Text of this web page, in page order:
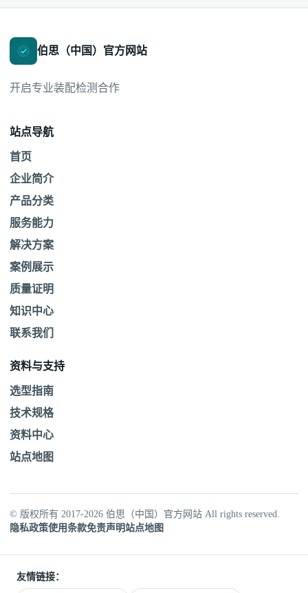
伯思（中国）官方网站
开启专业装配检测合作
站点导航
首页
企业简介
产品分类
服务能力
解决方案
案例展示
质量证明
知识中心
联系我们
资料与支持
选型指南
技术规格
资料中心
站点地图
© 版权所有 2017-2026 伯思（中国）官方网站 All rights reserved.
隐私政策使用条款免责声明站点地图
友情链接：